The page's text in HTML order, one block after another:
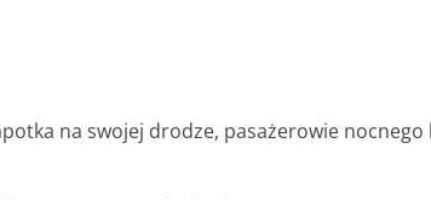
na swojej drodze, pasażerowie